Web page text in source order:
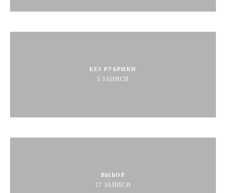
БЕЗ РУБРИКИ
5 ЗАПИСИ
ВЫБОР
17 ЗАПИСИ